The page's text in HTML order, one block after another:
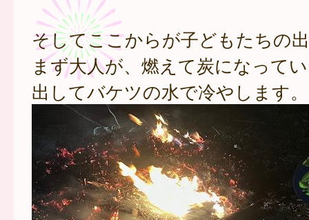
そしてここからが子どもたちの
まず大人が、燃えて炭になって
出してバケツの水で冷やします。